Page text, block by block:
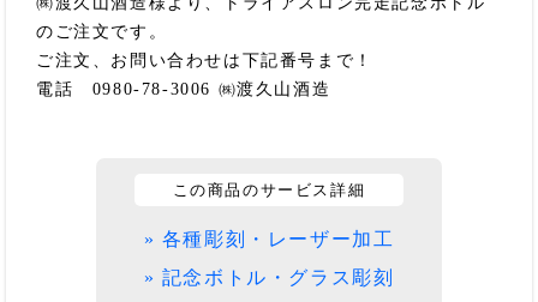
のご注文です。
ご注文、お問い合わせは下記番号まで！
電話 0980-78-3006 ㈱渡久山酒造
この商品のサービス詳細
» 各種彫刻・レーザー加工
» 記念ボトル・グラス彫刻